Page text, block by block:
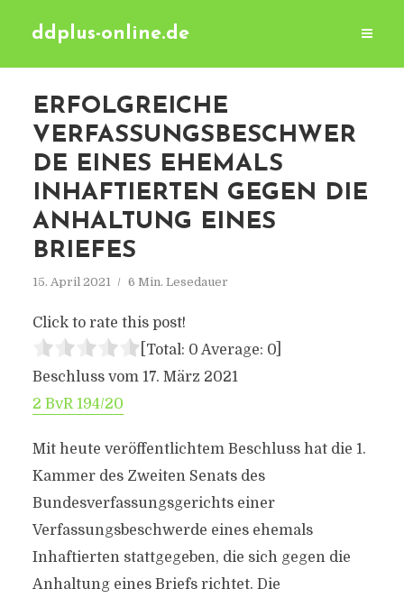
ddplus-online.de
ERFOLGREICHE
VERFASSUNGSBESCHWER
DE EINES EHEMALS
INHAFTIERTEN GEGEN DIE
ANHALTUNG EINES
BRIEFES
15. April 2021 6 Min. Lesedauer
Click to rate this post!
[Total: 0 Average: 0]
Beschluss vom 17. März 2021
2 BvR 194/20
Mit heute veröffentlichtem Beschluss hat die 1.
Kammer des Zweiten Senats des
Bundesverfassungsgerichts einer
Verfassungsbeschwerde eines ehemals
Inhaftierten stattgegeben, die sich gegen die
Anhaltung eines Briefs richtet. Die